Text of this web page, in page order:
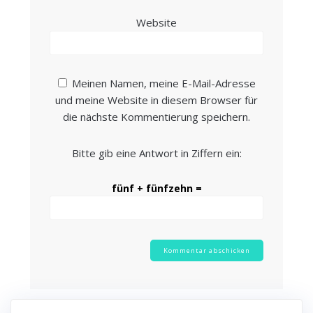
Website
Meinen Namen, meine E-Mail-Adresse
und meine Website in diesem Browser für
die nächste Kommentierung speichern.
Bitte gib eine Antwort in Ziffern ein:
fünf + fünfzehn =